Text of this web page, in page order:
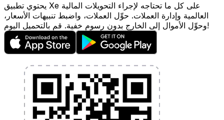
يحتوي تطبيق Xe على كل ما تحتاجه لإجراء التحويلات المالية
العالمية وإدارة العملات. حوِّل العملات، واضبط تنبيهات الأسعار،
وحوِّل الأموال إلى الخارج بدون رسوم خفية. قم بالتحميل اليوم!